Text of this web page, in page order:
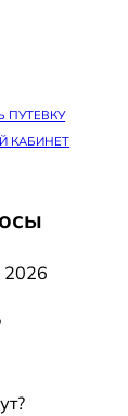
ПУТЕВКУ
КАБИНЕТ
2026